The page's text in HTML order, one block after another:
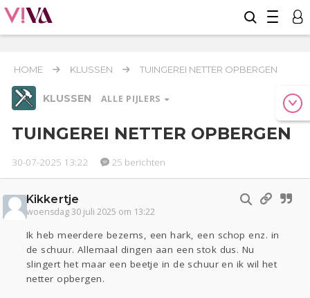
HOME KLUSSEN TUINGEREI NETTER OPBERGEN
KLUSSEN ALLE PIJLERS
Relaties Werk & Studie
Seks
Gezondheid
Coronavirus
Overig
Actueel Oekraïne
Zwanger
Psyche Thuis
TUINGEREI NETTER OPBERGEN
30-07-2025 13:22 25 berichten
Kikkertje
woensdag 30 juli 2025 om 13:22
Ik heb meerdere bezems, een hark, een schop enz. in
de schuur. Allemaal dingen aan een stok dus. Nu
slingert het maar een beetje in de schuur en ik wil het
netter opbergen.